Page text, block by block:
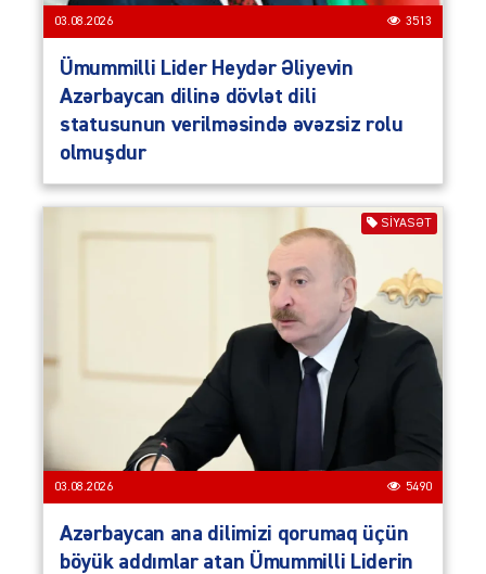
03.08.2026 3513
Ümummilli Lider Heydər Əliyevin
Azərbaycan dilinə dövlət dili
statusunun verilməsində əvəzsiz rolu
olmuşdur
SIYASƏT
03.08.2026 5490
Azərbaycan ana dilimizi qorumaq üçün
böyük addımlar atan Ümummilli Liderin